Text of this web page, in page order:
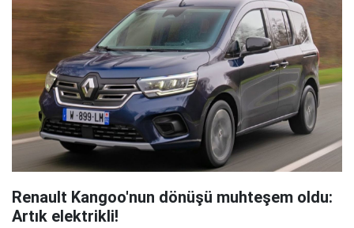
Renault Kangoo'nun dönüşü muhteşem oldu:
Artık elektrikli!